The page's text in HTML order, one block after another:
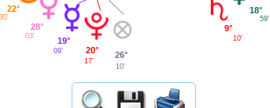
22°
30'
28°
03' 19°
09' 20°
17'
26°
10'
9°
10'
18°
59'